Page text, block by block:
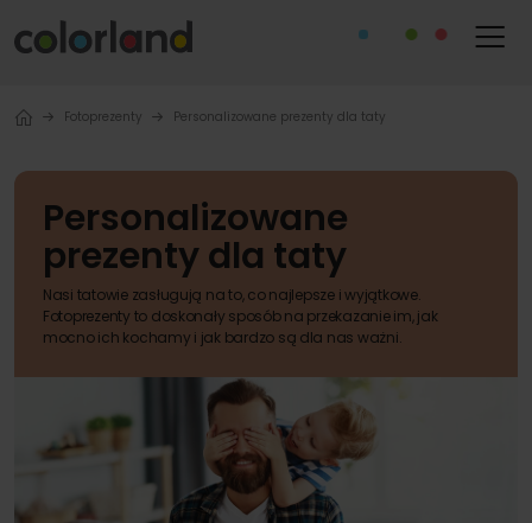
Fotoprezenty Personalizowane prezenty dla taty
Personalizowane
prezenty dla taty
Nasi tatowie zasługują na to, co najlepsze i wyjątkowe.
Fotoprezenty to doskonały sposób na przekazanie im, jak
mocno ich kochamy i jak bardzo są dla nas ważni.